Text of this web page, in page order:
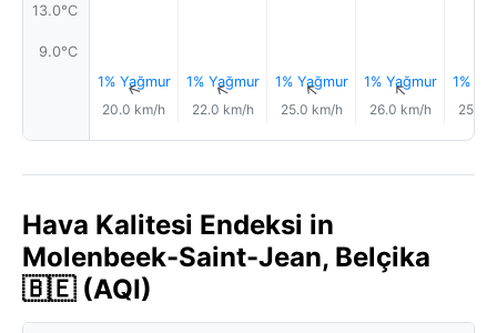
13.0°C
9.0°C
1% Yağmur
↑
20.0 km/h
1% Yağmur
↑
22.0 km/h
1% Yağmur
↑
25.0 km/h
1% Yağmur
↑
26.0 km/h
1%
25.0
Hava Kalitesi Endeksi in
Molenbeek-Saint-Jean, Belçika
🇧🇪 (AQI)